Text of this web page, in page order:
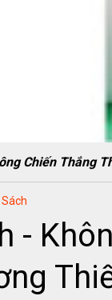
Chiến Thắng
Sách
-